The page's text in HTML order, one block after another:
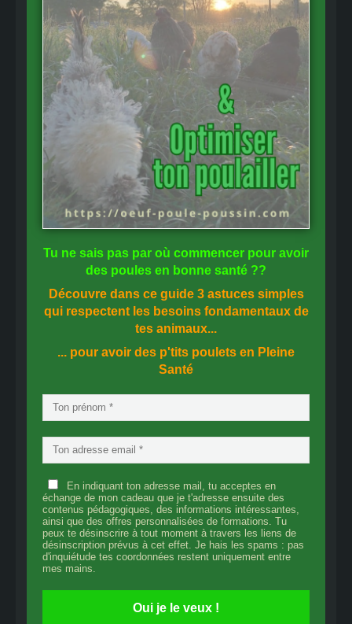
Tu ne sais pas par où commencer pour avoir
des poules en bonne santé ??
Découvre dans ce guide 3 astuces simples
qui respectent les besoins fondamentaux de
tes animaux...
... pour avoir des p'tits poulets en Pleine
Santé
En indiquant ton adresse mail, tu acceptes en
échange de mon cadeau que je t'adresse ensuite des
contenus pédagogiques, des informations intéressantes,
ainsi que des offres personnalisées de formations. Tu
peux te désinscrire à tout moment à travers les liens de
désinscription prévus à cet effet. Je hais les spams : pas
d'inquiétude tes coordonnées restent uniquement entre
mes mains.
Oui je le veux !